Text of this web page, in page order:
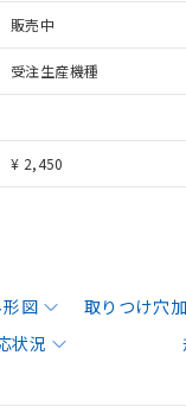
販売中
受注生産機種
¥ 2,450
図 取りつけ穴
状況